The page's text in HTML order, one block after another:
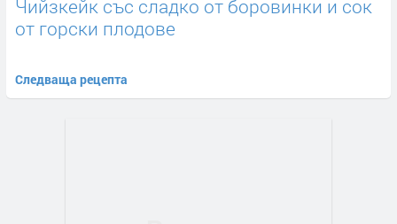
Чийзкейк със сладко от боровинки и сок
от горски плодове
Следваща рецепта